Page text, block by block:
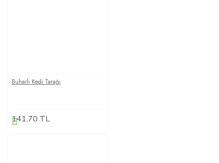
Buharlı Kedi Tarağı
141,70 TL